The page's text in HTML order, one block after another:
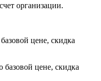
организации.
цене, скидка
базовой цене, скидка